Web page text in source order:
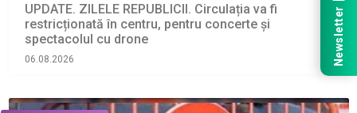
UPDATE. ZILELE REPUBLICII. Circulația va fi
restricționată în centru, pentru concerte și
spectacolul cu drone
06.08.2026 Newsletter